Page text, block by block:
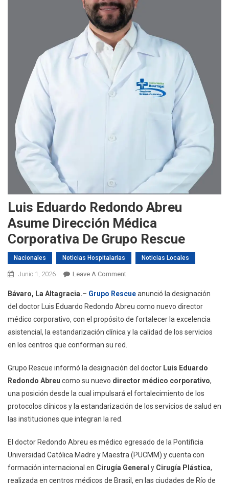
Luis Eduardo Redondo Abreu
Asume Dirección Médica
Corporativa De Grupo Rescue
Nacionales Noticias Hospitalarias Noticias Locales
Junio 1, 2026 Leave A CommentOn
Eduardo
Redondo
Abreu
Asume
Corporativa
De
Grupo
Rescue
Bávaro, La Altagracia.– Grupo Rescueanunció la designación
del doctor Luis Eduardo Redondo Abreu como nuevo director
médico corporativo, con el propósito de fortalecer la excelencia
asistencial, la estandarización clínica y la calidad de los servicios
en los centros que conforman su red.
Grupo Rescue informó la designación del doctor Luis Eduardo
Redondo Abreu como su nuevo director médico corporativo,
una posición desde la cual impulsará el fortalecimiento de los
protocolos clínicos y la estandarización de los servicios de salud en
las instituciones que integran la red.
El doctor Redondo Abreu es médico egresado de la Pontificia
Universidad Católica Madre y Maestra (PUCMM) y cuenta con
formación internacional en Cirugía General y Cirugía Plástica,
realizada en centros médicos de Brasil, en las ciudades de Río de